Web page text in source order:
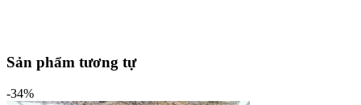
Sản phẩm tương tự
-34%